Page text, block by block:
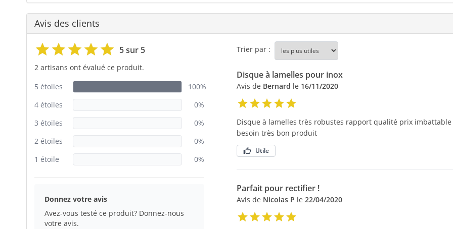
Avis des clients
5 sur 5
2 artisans ont évalué ce produit.
5 étoiles
100%
4 étoiles
0%
3 étoiles
0%
2 étoiles
0%
1 étoile
0%
Donnez votre avis
Avez-vous testé ce produit? Donnez-nous
votre avis.
Trier par :
Disque à lamelles pour inox
Avis de Bernard le 16/11/2020
Disque à lamelles très robustes rapport qualité prix
besoin très bon produit
Utile
Parfait pour rectifier !
Avis de Nicolas P le 22/04/2020